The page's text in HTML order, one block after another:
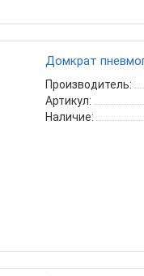
Домкрат
Производитель:
Артикул:
Наличие: